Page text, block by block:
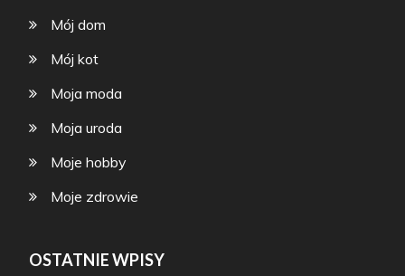
Mój dom
Mój kot
Moja moda
Moja uroda
Moje hobby
Moje zdrowie
OSTATNIE WPISY